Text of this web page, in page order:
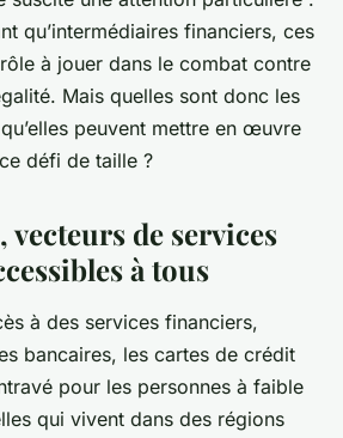
qu’intermédiaires financiers, ces
à jouer dans le combat contre
Mais quelles sont donc les
peuvent mettre en œuvre
défi de taille ?
vecteurs de services
à tous
à des services financiers,
bancaires, les cartes de crédit
pour les personnes à faible
qui vivent dans des régions